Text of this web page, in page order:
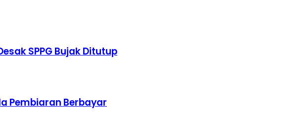
SPPG Bujak Ditutup
Pembiaran Berbayar